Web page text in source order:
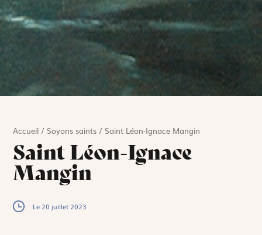
Accueil / Soyons saints / Saint Léon-Ignace Mangin
Saint Léon-Ignace
Mangin
Le 20 juillet 2023